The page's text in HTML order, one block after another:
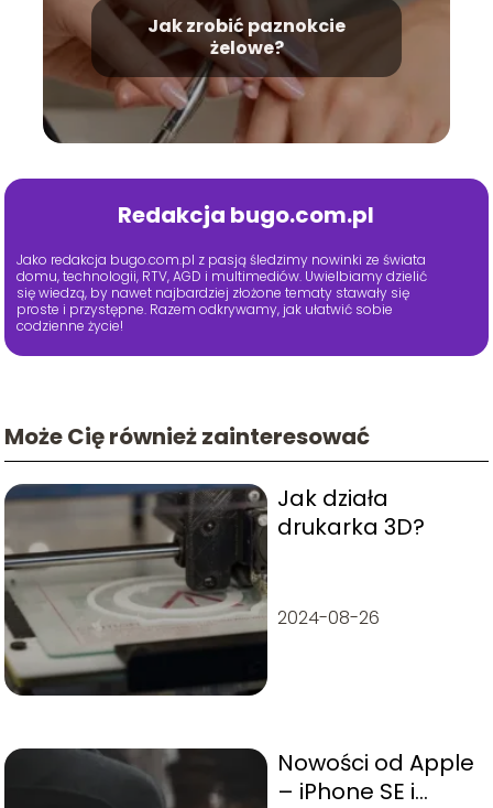
Jak zrobić paznokcie
żelowe?
Redakcja bugo.com.pl
Jako redakcja bugo.com.pl z pasją śledzimy nowinki ze świata
domu, technologii, RTV, AGD i multimediów. Uwielbiamy dzielić
się wiedzą, by nawet najbardziej złożone tematy stawały się
proste i przystępne. Razem odkrywamy, jak ułatwić sobie
codzienne życie!
Może Cię również zainteresować
Jak działa
drukarka 3D?
2024-08-26
Nowości od Apple
– iPhone SE i